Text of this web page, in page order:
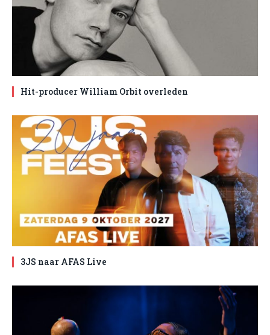
Hit-producer William Orbit overleden
3JS naar AFAS Live